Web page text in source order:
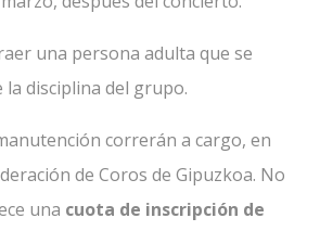
una persona adulta que se
disciplina del grupo.
correrán a cargo, en
de Coros de Gipuzkoa. No
una cuota de inscripción de